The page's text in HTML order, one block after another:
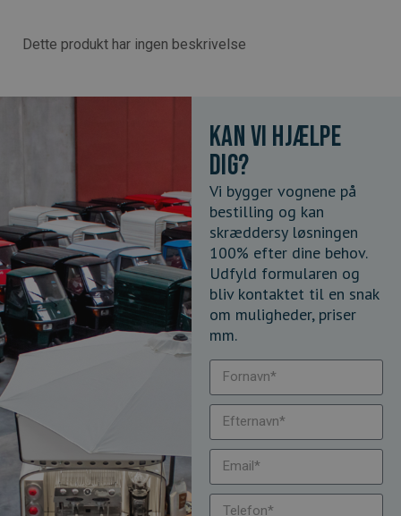
Dette produkt har ingen beskrivelse
Kan vi hjælpe
dig?
Vi bygger vognene på
bestilling og kan
skræddersy løsningen
100% efter dine behov.
Udfyld formularen og
bliv kontaktet til en snak
om muligheder, priser
mm.